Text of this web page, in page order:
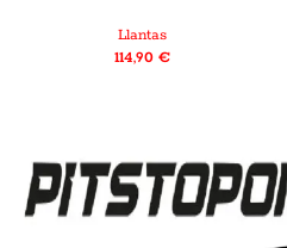
Llantas
114,90 €